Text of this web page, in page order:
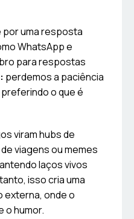
por uma resposta
WhatsApp e
para respostas
perdemos a paciência
o que é
viram hubs de
viagens ou memes
laços vivos
isso cria uma
externa, onde o
o humor.